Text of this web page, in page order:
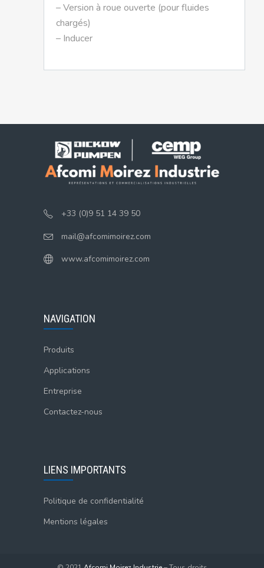
– Version à roue ouverte (pour fluides
chargés)
– Inducer
+33 (0)9 51 14 39 50
mail@afcomimoirez.com
www.afcomimoirez.com
NAVIGATION
Produits
Applications
Entreprise
Contactez-nous
LIENS IMPORTANTS
Politique de confidentialité
Mentions légales